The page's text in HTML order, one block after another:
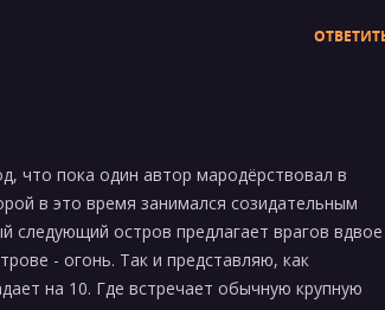
что пока один автор мародёрствовал в
в это время занимался созидательным
следующий остров предлагает врагов вдвое
- огонь. Так и представляю, как
на 10. Где встречает обычную крупную